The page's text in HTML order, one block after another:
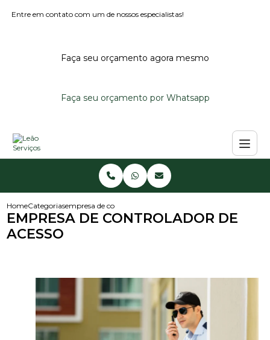
Entre em contato com um de nossos especialistas!
Faça seu orçamento agora mesmo
Faça seu orçamento por Whatsapp
HomeCategoriasempresa de controlador de acesso
EMPRESA DE CONTROLADOR DE
ACESSO